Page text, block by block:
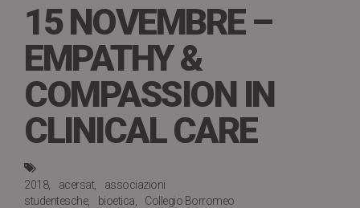
15 NOVEMBRE –
EMPATHY &
COMPASSION IN
CLINICAL CARE
2018 acersat
associazioni
studentesche
bioetica Collegio Borromeo